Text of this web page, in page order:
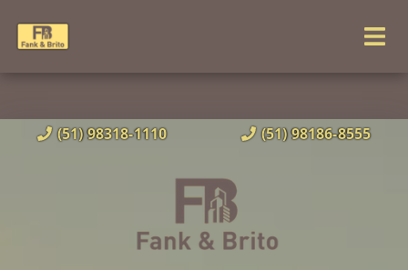
(51) 98318-1110 (51) 98186-8555